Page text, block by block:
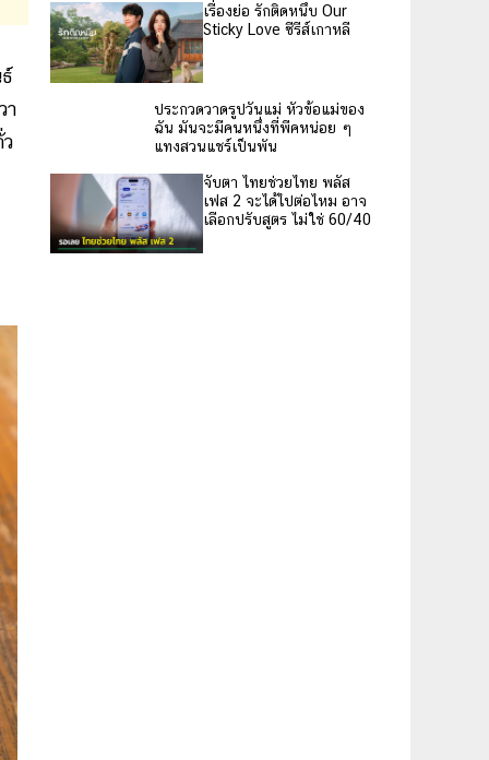
า
เรื่องย่อ รักติดหนึบ Our
Sticky Love ซีรีส์เกาหลี
ประกวดวาดรูปวันแม่ หัวข้อแม่ของ
ฉัน มันจะมีคนหนึ่งที่พีคหน่อย ๆ
แทงสวนแชร์เป็นพัน
จับตา ไทยช่วยไทย พลัส
เฟส 2 จะได้ไปต่อไหม อาจ
เลือกปรับสูตร ไม่ใช่ 60/40